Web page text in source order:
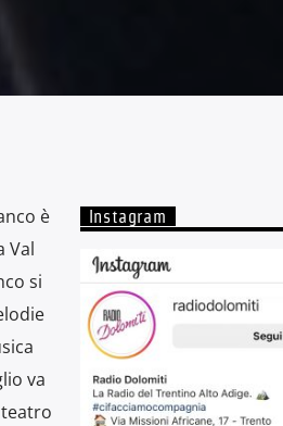
è
Val
si
va
Instagram